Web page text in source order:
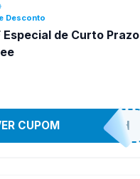
Desconto
Especial de Curto Prazo
VNOXHEDSH
CUPOM